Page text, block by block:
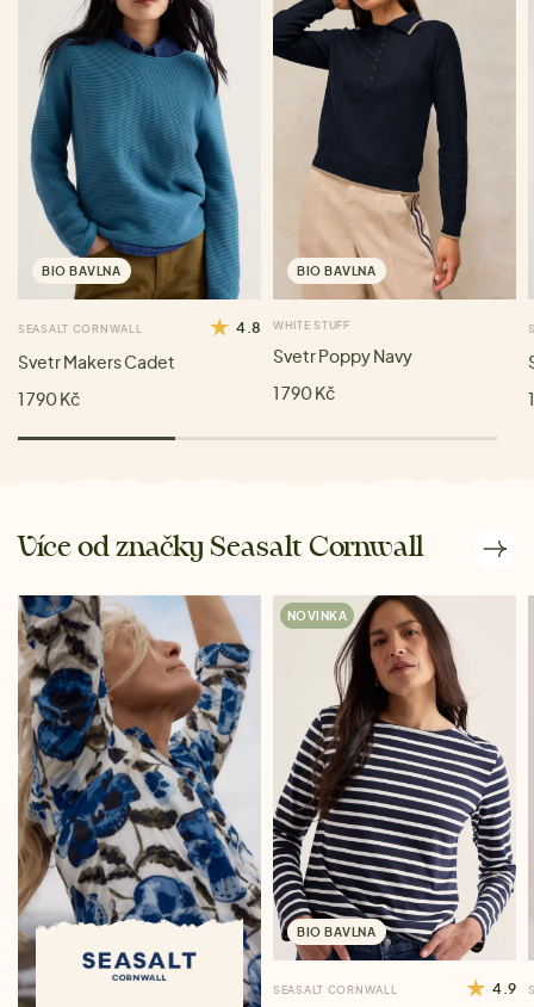
BIO BAVLNA
SEASALT CORNWALL 4.8
Svetr Makers Cadet
1 790 Kč
BIO BAVLNA
WHITE STUFF
Svetr Poppy Navy
1 790 Kč
Více od značky Seasalt Cornwall
NOVINKA
BIO BAVLNA
SEASALT CORNWALL 4.9